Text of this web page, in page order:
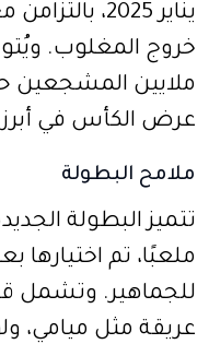
يناير 2025،
خروج المغلوب.
ملايين المشجعين
عرض الكأس في أبرز
ملامح البطولة
ملعبًا، تم اختيارها
للجماهير. وتشمل
عريقة مثل ميامي،